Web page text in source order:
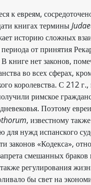
к евреям,
книгах термины
историю сложных
от принятия
книге нет законов,
во всех сферах,
королевства. С 212
римское
Поэтому
, известному
для нужд испанского
законов «Кодекса»,
смешанных браков
регулирования
бы свет на